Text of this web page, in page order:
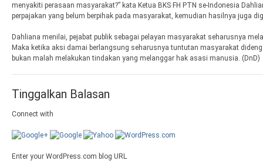
menyakiti perasaan masyarakat?” kata Ketua BKS FH PTN se-Indonesia
perpajakan yang belum berpihak pada masyarakat, kemudian hasilnya juga
Dahliana menilai, pejabat publik sebagai pelayan masyarakat seharusnya
Maka ketika aksi damai berlangsung seharusnya tuntutan masyarakat
bukan malah melakukan tindakan yang melanggar hak asasi manusia. (DnD)
Tinggalkan Balasan
Connect with
Enter your WordPress.com blog URL